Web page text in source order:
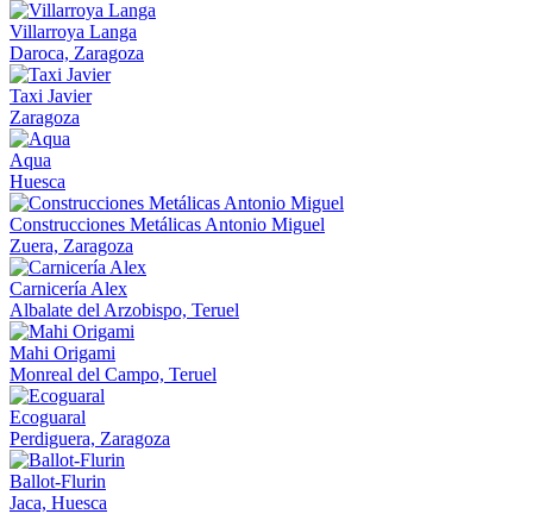
Villarroya Langa
Daroca, Zaragoza
Taxi Javier
Zaragoza
Aqua
Huesca
Construcciones Metálicas Antonio Miguel
Zuera, Zaragoza
Carnicería Alex
Albalate del Arzobispo, Teruel
Mahi Origami
Monreal del Campo, Teruel
Ecoguaral
Perdiguera, Zaragoza
Ballot-Flurin
Jaca, Huesca